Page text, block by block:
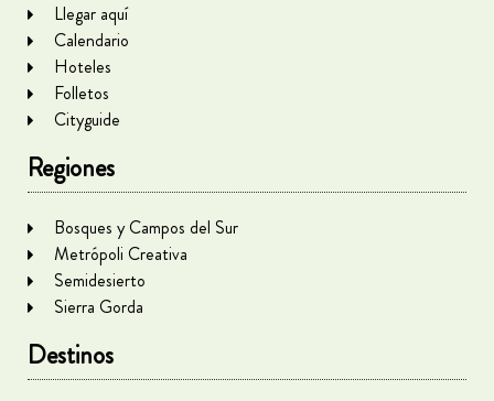
Llegar aquí
Calendario
Hoteles
Folletos
Cityguide
Regiones
Bosques y Campos del Sur
Metrópoli Creativa
Semidesierto
Sierra Gorda
Destinos